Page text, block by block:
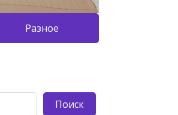
Разное
Поиск